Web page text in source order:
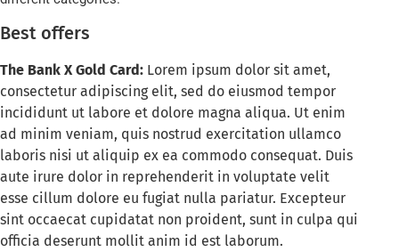
Best offers
The Bank X Gold Card: Lorem ipsum dolor sit amet,
consectetur adipiscing elit, sed do eiusmod tempor
incididunt ut labore et dolore magna aliqua. Ut enim
ad minim veniam, quis nostrud exercitation ullamco
laboris nisi ut aliquip ex ea commodo consequat. Duis
aute irure dolor in reprehenderit in voluptate velit
esse cillum dolore eu fugiat nulla pariatur. Excepteur
sint occaecat cupidatat non proident, sunt in culpa qui
officia deserunt mollit anim id est laborum.